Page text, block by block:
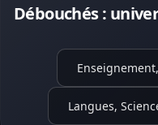
Débouchés :
Langues,